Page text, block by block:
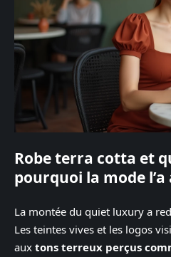
Robe terra cotta et
pourquoi la mode
La montée du quiet luxury a
Les teintes vives et les logos
aux tons terreux perçus